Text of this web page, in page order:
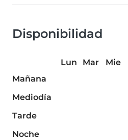
Disponibilidad
Lun Mar Mie
Mañana
Mediodía
Tarde
Noche